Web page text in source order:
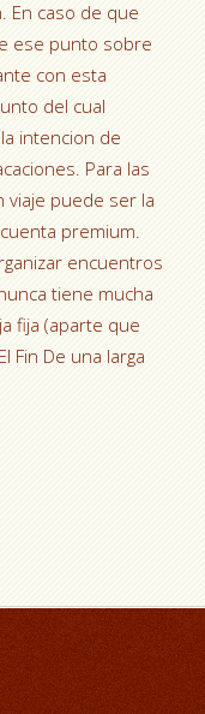
En caso de que
ese punto sobre
con esta
del cual
intencion de
Para las
puede ser la
premium.
encuentros
tiene mucha
fija (aparte que
Fin De una larga